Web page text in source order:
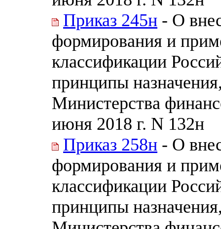
Приказ 245н - О
формирования и
классификации
принципы
Министерства
июня 2018 г. N 132н
Приказ 258н - О
формирования и
классификации
принципы